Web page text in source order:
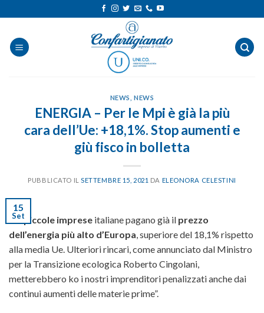
ai
contenuti
NEWS ,NEWS
ENERGIA – Per le Mpi è già la più
cara dell’Ue: +18,1%. Stop aumenti e
giù fisco in bolletta
PUBBLICATO IL SETTEMBRE 15, 2021 DA ELEONORA CELESTINI
15
Set
“Lepiccole imprese italiane pagano già il prezzo
dell’energia più alto d’Europa , superiore del 18,1% rispetto
alla media Ue. Ulteriori rincari, come annunciato dal Ministro
per la Transizione ecologica Roberto Cingolani,
metterebbero ko i nostri imprenditori penalizzati anche dai
continui aumenti delle materie prime”.